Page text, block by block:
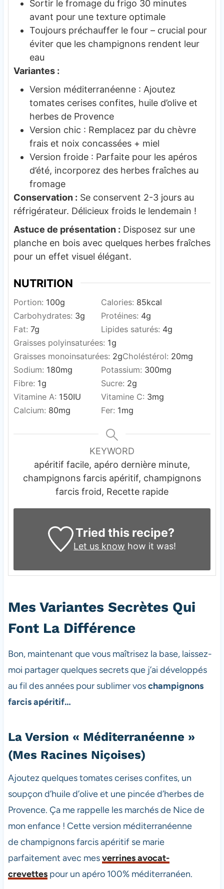
Sortir le fromage du frigo 30 minutes
avant pour une texture optimale
Toujours préchauffer le four – crucial pour
éviter que les champignons rendent leur
eau
Variantes :
Version méditerranéenne : Ajoutez
tomates cerises confites, huile d’olive et
herbes de Provence
Version chic : Remplacez par du chèvre
frais et noix concassées + miel
Version froide : Parfaite pour les apéros
d’été, incorporez des herbes fraîches au
fromage
Conservation : Se conservent 2-3 jours au
réfrigérateur. Délicieux froids le lendemain !
Astuce de présentation : Disposez sur une
planche en bois avec quelques herbes fraîches
pour un effet visuel élégant.
NUTRITION
Portion: 100g Calories: 85kcal
Carbohydrates: 3g Protéines: 4g
Fat: 7g Lipides saturés: 4g
Graisses polyinsaturées: 1g
Graisses monoinsaturées: 2gCholéstérol: 20mg
Sodium: 180mg Potassium: 300mg
Fibre: 1g Sucre: 2g
Vitamine A: 150IU Vitamine C: 3mg
Calcium: 80mg Fer: 1mg
KEYWORD
apéritif facile, apéro dernière minute,
champignons farcis apéritif, champignons
farcis froid, Recette rapide
Tried this recipe?
Let us know how it was!
Mes Variantes Secrètes Qui
Font La Différence
Bon, maintenant que vous maîtrisez la base, laissez-
moi partager quelques secrets que j’ai développés
au fil des années pour sublimer voschampignons
farcis apéritif…
La Version « Méditerranéenne »
(Mes Racines Niçoises)
Ajoutez quelques tomates cerises confites, un
soupçon d’huile d’olive et une pincée d’herbes de
Provence. Ça me rappelle les marchés de Nice de
mon enfance ! Cette version méditerranéenne
de champignons farcis apéritif se marie
parfaitement avec mesverrines avocat-
crevettespour un apéro 100% méditerranéen.